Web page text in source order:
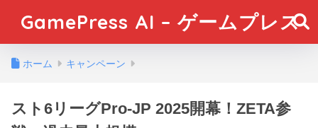
GamePress AI – ゲームプレス
ホーム キャンペーン
スト6リーグPro-JP 2025開幕！ZETA参